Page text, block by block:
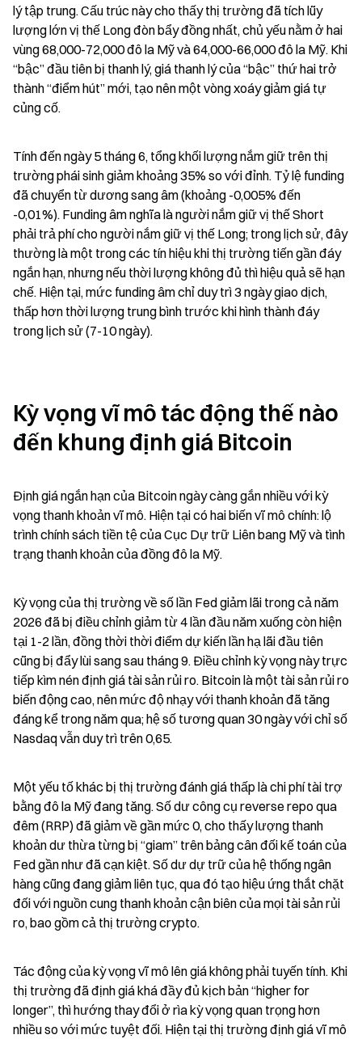
lý tập trung. Cấu trúc này cho thấy thị trường đã tích lũy
lượng lớn vị thế Long đòn bẩy đồng nhất, chủ yếu nằm ở hai
vùng 68,000-72,000 đô la Mỹ và 64,000-66,000 đô la Mỹ. Khi
“bậc” đầu tiên bị thanh lý, giá thanh lý của “bậc” thứ hai trở
thành “điểm hút” mới, tạo nên một vòng xoáy giảm giá tự
củng cố.
Tính đến ngày 5 tháng 6, tổng khối lượng nắm giữ trên thị
trường phái sinh giảm khoảng 35% so với đỉnh. Tỷ lệ funding
đã chuyển từ dương sang âm (khoảng -0,005% đến
-0,01%). Funding âm nghĩa là người nắm giữ vị thế Short
phải trả phí cho người nắm giữ vị thế Long; trong lịch sử, đây
thường là một trong các tín hiệu khi thị trường tiến gần đáy
ngắn hạn, nhưng nếu thời lượng không đủ thì hiệu quả sẽ hạn
chế. Hiện tại, mức funding âm chỉ duy trì 3 ngày giao dịch,
thấp hơn thời lượng trung bình trước khi hình thành đáy
trong lịch sử (7-10 ngày).
Kỳ vọng vĩ mô tác động thế nào
đến khung định giá Bitcoin
Định giá ngắn hạn của Bitcoin ngày càng gắn nhiều với kỳ
vọng thanh khoản vĩ mô. Hiện tại có hai biến vĩ mô chính: lộ
trình chính sách tiền tệ của Cục Dự trữ Liên bang Mỹ và tình
trạng thanh khoản của đồng đô la Mỹ.
Kỳ vọng của thị trường về số lần Fed giảm lãi trong cả năm
2026 đã bị điều chỉnh giảm từ 4 lần đầu năm xuống còn hiện
tại 1-2 lần, đồng thời thời điểm dự kiến lần hạ lãi đầu tiên
cũng bị đẩy lùi sang sau tháng 9. Điều chỉnh kỳ vọng này trực
tiếp kìm nén định giá tài sản rủi ro. Bitcoin là một tài sản rủi ro
biến động cao, nên mức độ nhạy với thanh khoản đã tăng
đáng kể trong năm qua; hệ số tương quan 30 ngày với chỉ số
Nasdaq vẫn duy trì trên 0,65.
Một yếu tố khác bị thị trường đánh giá thấp là chi phí tài trợ
bằng đô la Mỹ đang tăng. Số dư công cụ reverse repo qua
đêm (RRP) đã giảm về gần mức 0, cho thấy lượng thanh
khoản dư thừa từng bị “giam” trên bảng cân đối kế toán của
Fed gần như đã cạn kiệt. Số dư dự trữ của hệ thống ngân
hàng cũng đang giảm liên tục, qua đó tạo hiệu ứng thắt chặt
đối với nguồn cung thanh khoản cận biên của mọi tài sản rủi
ro, bao gồm cả thị trường crypto.
Tác động của kỳ vọng vĩ mô lên giá không phải tuyến tính. Khi
thị trường đã định giá khá đầy đủ kịch bản “higher for
longer”, thì hướng thay đổi ở rìa kỳ vọng quan trọng hơn
nhiều so với mức tuyệt đối. Hiện tại thị trường định giá vĩ mô